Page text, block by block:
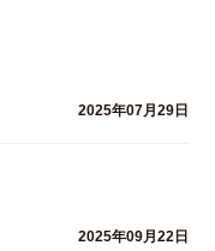
2025年07月29日
2025年09月22日